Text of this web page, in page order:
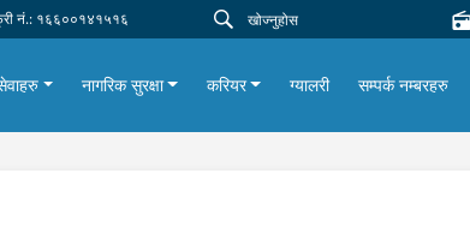
नं.: १६६००१४१५१६
नागरिक सुरक्षा करियर ग्यालरी सम्पर्क नम्बरहरु